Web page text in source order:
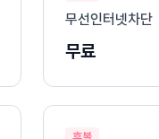
무선인터넷차단
무료